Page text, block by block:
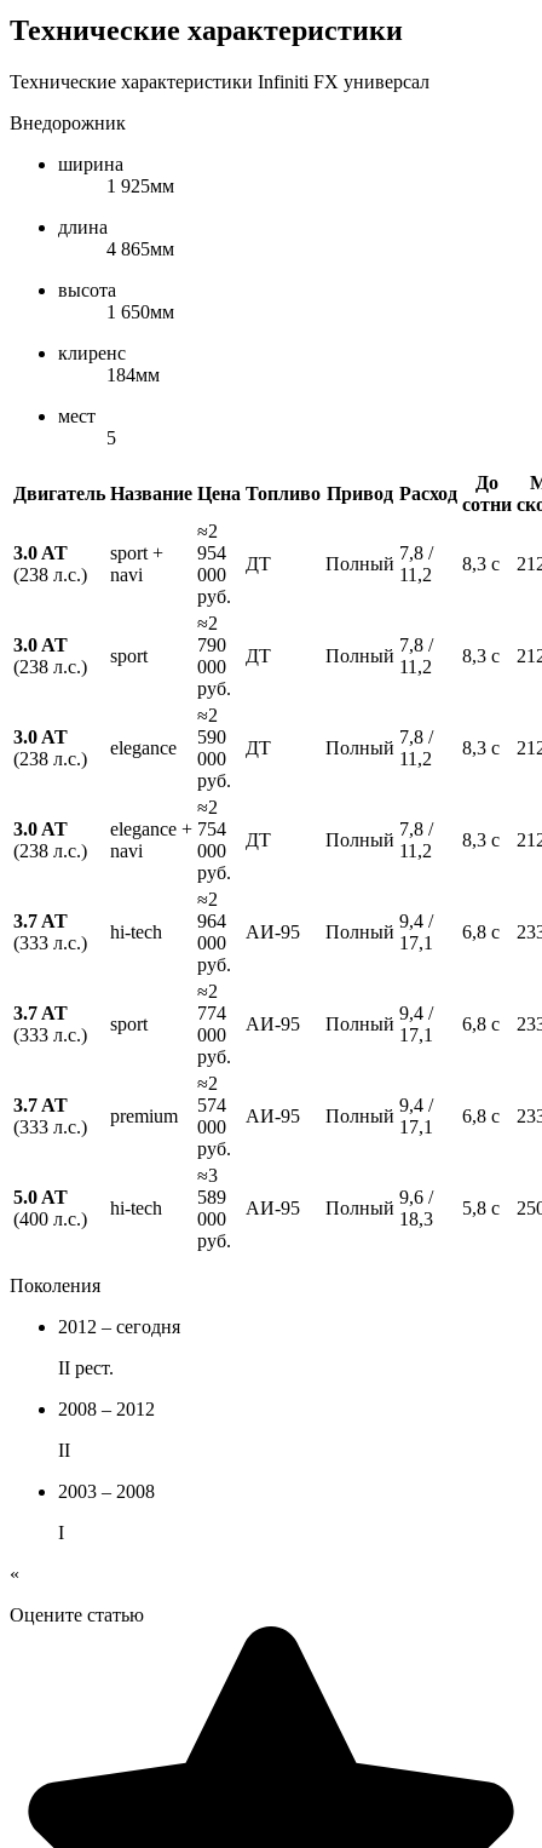
Технические характеристики
Технические характеристики Infiniti FX универсал
Внедорожник
ширина
1 925мм
длина
4 865мм
высота
1 650мм
клиренс
184мм
мест
5
Двигатель Название Цена Топливо Привод Расход
До
сотни
3.0 AT
(238 л.с.)
sport +
navi
≈2
954
000
руб.
ДТ Полный
7,8 /
11,2
8,3 с
3.0 AT
(238 л.с.)
sport
≈2
790
000
руб.
ДТ Полный
7,8 /
11,2
8,3 с
3.0 AT
(238 л.с.)
elegance
≈2
590
000
руб.
ДТ Полный
7,8 /
11,2
8,3 с
3.0 AT
(238 л.с.)
elegance +
navi
≈2
754
000
руб.
ДТ Полный
7,8 /
11,2
8,3 с
3.7 AT
(333 л.с.)
hi-tech
≈2
964
000
руб.
АИ-95 Полный
9,4 /
17,1
6,8 с
3.7 AT
(333 л.с.)
sport
≈2
774
000
руб.
АИ-95 Полный
9,4 /
17,1
6,8 с
3.7 AT
(333 л.с.)
premium
≈2
574
000
руб.
АИ-95 Полный
9,4 /
17,1
6,8 с
5.0 AT
(400 л.с.)
hi-tech
≈3
589
000
руб.
АИ-95 Полный
9,6 /
18,3
5,8 с
Поколения
2012 – сегодня
II рест.
2008 – 2012
II
2003 – 2008
I
«
Оцените статью